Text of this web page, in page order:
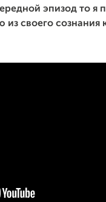
эпизод то я
своего сознания